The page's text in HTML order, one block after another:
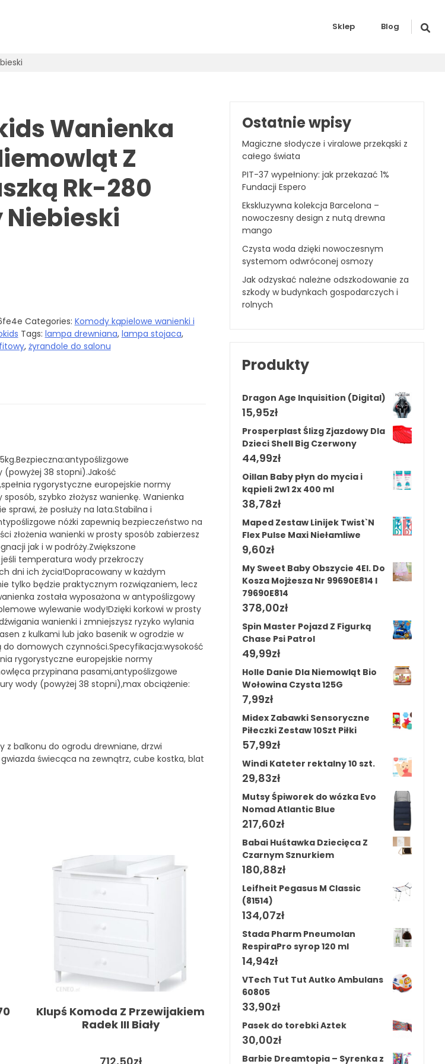
Sklep Blog
Wanienka
Z
Rk-280
Niebieski
Categories: Komody kąpielowe wanienki i
Tags: lampa drewniana, lampa stojaca,
, żyrandole do salonu
(powyżej 38 stopni).Jakość
rygorystyczne europejskie normy
szybko złożysz wanienkę. Wanienka
sprawi, że posłuży na lata.Stabilna i
nóżki zapewnią bezpieczeństwo na
złożenia wanienki w prosty sposób zabierzesz
jak i w podróży.Zwiększone
jeśli temperatura wody przekroczy
dni ich życia!Dopracowany w każdym
tylko będzie praktycznym rozwiązaniem, lecz
została wyposażona w antypoślizgowy
wylewanie wody!Dzięki korkowi w prosty
wanienki i zmniejszysz ryzyko wylania
z kulkami lub jako basenik w ogrodzie w
do domowych czynności.Specyfikacja:wysokość
rygorystyczne europejskie normy
przypinana pasami,antypoślizgowe
wody (powyżej 38 stopni),max obciążenie:
z balkonu do ogrodu drewniane, drzwi
świecąca na zewnątrz, cube kostka, blat
Klupś Komoda Z Przewijakiem
Radek III Biały
Ostatnie wpisy
Magiczne słodycze i viralowe przekąski z
całego świata
PIT-37 wypełniony: jak przekazać 1%
Fundacji Espero
Ekskluzywna kolekcja Barcelona –
nowoczesny design z nutą drewna
mango
Czysta woda dzięki nowoczesnym
systemom odwróconej osmozy
Jak odzyskać należne odszkodowanie za
szkody w budynkach gospodarczych i
rolnych
Produkty
Dragon Age Inquisition (Digital)
15,95zł
Prosperplast Ślizg Zjazdowy Dla
Dzieci Shell Big Czerwony
44,99zł
Oillan Baby płyn do mycia i
kąpieli 2w1 2x 400 ml
38,78zł
Maped Zestaw Linijek Twist`N
Flex Pulse Maxi Niełamliwe
9,60zł
My Sweet Baby Obszycie 4El. Do
Kosza Mojżesza Nr 99690E814 I
79690E814
378,00zł
Spin Master Pojazd Z Figurką
Chase Psi Patrol
49,99zł
Holle Danie Dla Niemowląt Bio
Wołowina Czysta 125G
7,99zł
Midex Zabawki Sensoryczne
Piłeczki Zestaw 10Szt Piłki
57,99zł
Windi Kateter rektalny 10 szt.
29,83zł
Mutsy Śpiworek do wózka Evo
Nomad Atlantic Blue
217,60zł
Babai Huśtawka Dziecięca Z
Czarnym Sznurkiem
180,88zł
Leifheit Pegasus M Classic
(81514)
134,07zł
Stada Pharm Pneumolan
RespiraPro syrop 120 ml
14,94zł
VTech Tut Tut Autko Ambulans
60805
33,90zł
Pasek do torebki Aztek
30,00zł
Barbie Dreamtopia – Syrenka z